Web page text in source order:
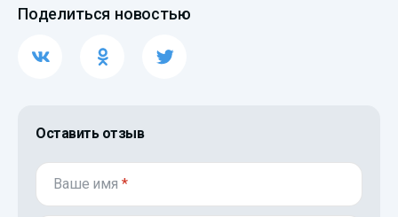
Поделиться новостью
Оставить отзыв
Ваше имя *